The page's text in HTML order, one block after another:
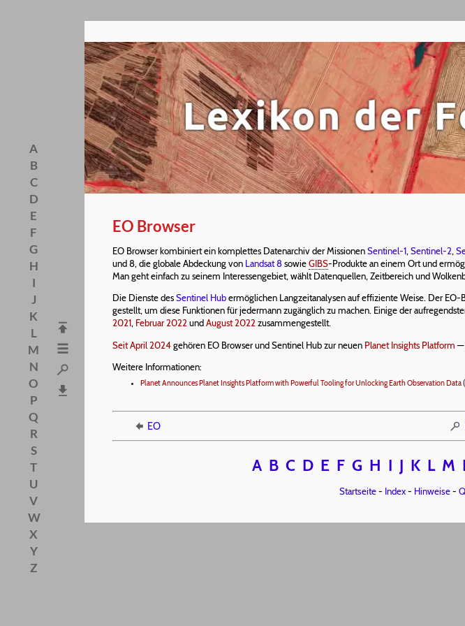
A
B
C
D
E
F
G
H
I
J
K
L
M
N
O
P
Q
R
S
T
U
V
W
X
Y
Z
EO Browser
EO Browser kombiniert ein komplettes Datenarchiv der MissionenSentinel-1, Sentinel-2,
und 8, die globale Abdeckung von Landsat 8sowieGIBS-Produkte an einem Ort und
Man geht einfach zu seinem Interessengebiet, wählt Datenquellen, Zeitbereich und
Die Dienste desSentinel Hubermöglichen Langzeitanalysen auf effiziente Weise. Der
gestellt, um diese Funktionen für jedermann zugänglich zu machen. Einige der
2021, Februar 2022undAugust 2022zusammengestellt.
Seit April 2024gehören EO Browser und Sentinel Hub zur neuen Planet Insights Platform —
Weitere Informationen:
Planet Announces Planet Insights Platform with Powerful Tooling for Unlocking Earth Observation Data
EO
A B C D E F G H I J K L M
Startseite- Index- Hinweise-